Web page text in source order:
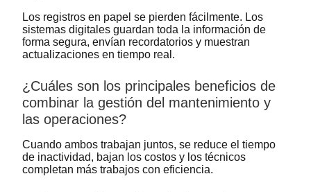
Los registros en papel se pierden fácilmente. Los
sistemas digitales guardan toda la información de
forma segura, envían recordatorios y muestran
actualizaciones en tiempo real.
¿Cuáles son los principales beneficios de
combinar la gestión del mantenimiento y
las operaciones?
Cuando ambos trabajan juntos, se reduce el tiempo
de inactividad, bajan los costos y los técnicos
completan más trabajos con eficiencia.